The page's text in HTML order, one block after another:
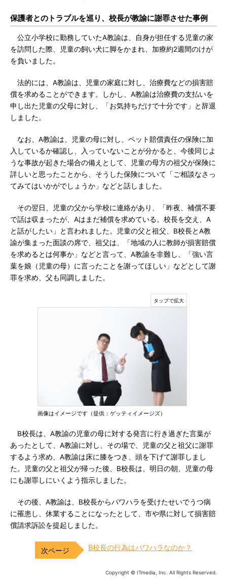
保護者とのトラブルを巡り、校長が教諭に謝罪させた事例
公立小学校に勤務していたA教諭は、自身が担任する児童の家
を訪問した際、児童の飼い犬に脚をかまれ、加療約2週間のけが
を負いました。
法的には、A教諭は、児童の家庭に対し、治療費などの損害賠
償を求めることができます。しかし、A教諭は治療費の支払いを
申し出た児童の父母に対し、「お気持ちだけで十分です」と辞退
しました。
なお、A教諭は、児童の母に対し、ペット賠償責任の保険に加
入しているか確認し、入っていないことが分かると、今後同じよ
うな事故が起きた場合の備えとして、児童の母方の祖父が保険に
詳しいと思ったことから、そうした保険について「ご相談なさっ
てみてはいかがでしょうか」などと話しました。
その翌日、児童の父から学校に連絡があり、「昨夜、補償不要
で話は収まったが、Aはまだ補償を求めている。校長を交え、A
と話がしたい」と言われました。児童の父と祖父、B校長とA教
諭が集まった面談の席で、祖父は、「地域の人に教師が損害賠償
を求めるとは何事か」などと言って、A教諭を非難し、「強い言
葉を娘（児童の母）に言ったことを謝ってほしい」などとして謝
罪を求め、父も同調しました。
画像はイメージです（提供：ゲッティイメージズ）
B校長は、A教諭の児童の母に対する発言に行き過ぎた言葉が
あったとして、A教諭に対し、その場で、児童の父と祖父に謝罪
するよう求め、A教諭は床に膝をつき、頭を下げて謝罪しまし
た。児童の父と祖父が帰った後、B校長は、明日の朝、児童の母
にも謝罪しにいくよう指示しました。
その後、A教諭は、B校長からパワハラを受けたせいでうつ病
に罹患し、休業することになったとして、市や県に対して損害賠
償請求訴訟を提起しました。
B校長の行為はパワハラなのか？
Copyright © ITmedia, Inc. All Rights Reserved.